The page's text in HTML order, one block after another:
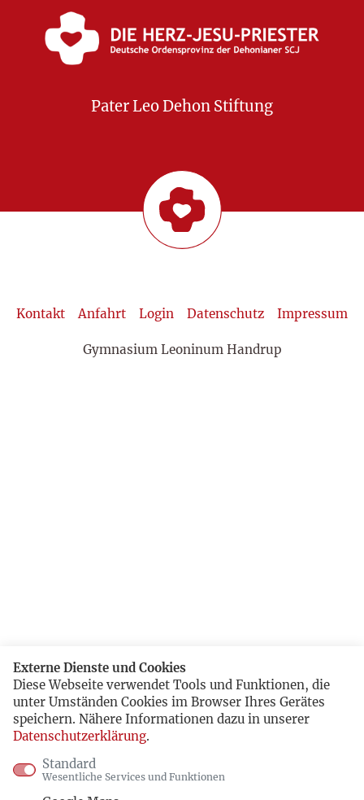
Pater Leo Dehon Stiftung
Kontakt Anfahrt Login Datenschutz Impressum
Gymnasium Leoninum Handrup
Externe Dienste und Cookies
Diese Webseite verwendet Tools und Funktionen, die
unter Umständen Cookies im Browser Ihres Gerätes
speichern. Nähere Informationen dazu in unserer
Datenschutzerklärung.
Standard
Wesentliche Services und Funktionen